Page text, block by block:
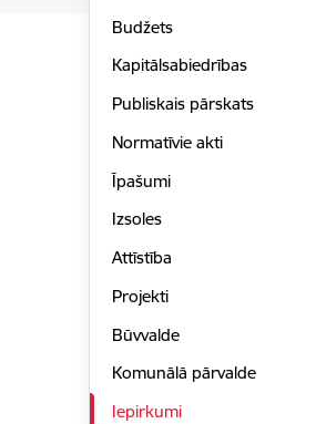
Budžets
Kapitālsabiedrības
Publiskais pārskats
Normatīvie akti
Īpašumi
Izsoles
Attīstība
Projekti
Būvvalde
Komunālā pārvalde
Iepirkumi